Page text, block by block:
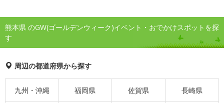
熊本県 のGW(ゴールデンウィーク)イベント・おでかけスポットを探
す
周辺の都道府県から探す
九州・沖縄 福岡県 佐賀県 長崎県